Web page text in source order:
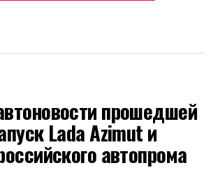
прошедшей
Lada Azimut и
автопрома